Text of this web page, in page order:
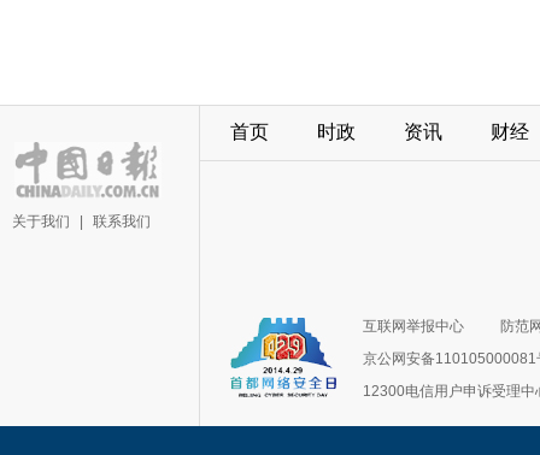
关于我们 联系我们
首页 时政 资讯 财经
互联网举报中心
防范
京公网安备110105000081
12300电信用户申诉受理中